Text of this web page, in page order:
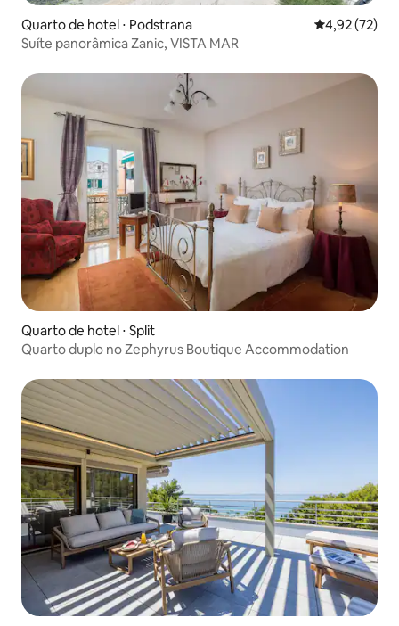
Quarto de hotel ⋅ Podstrana 4,92 de uma
4,92 (72)
Suíte panorâmica Zanic, VISTA MAR
Quarto de hotel ⋅ Split
Quarto duplo no Zephyrus Boutique Accommodation